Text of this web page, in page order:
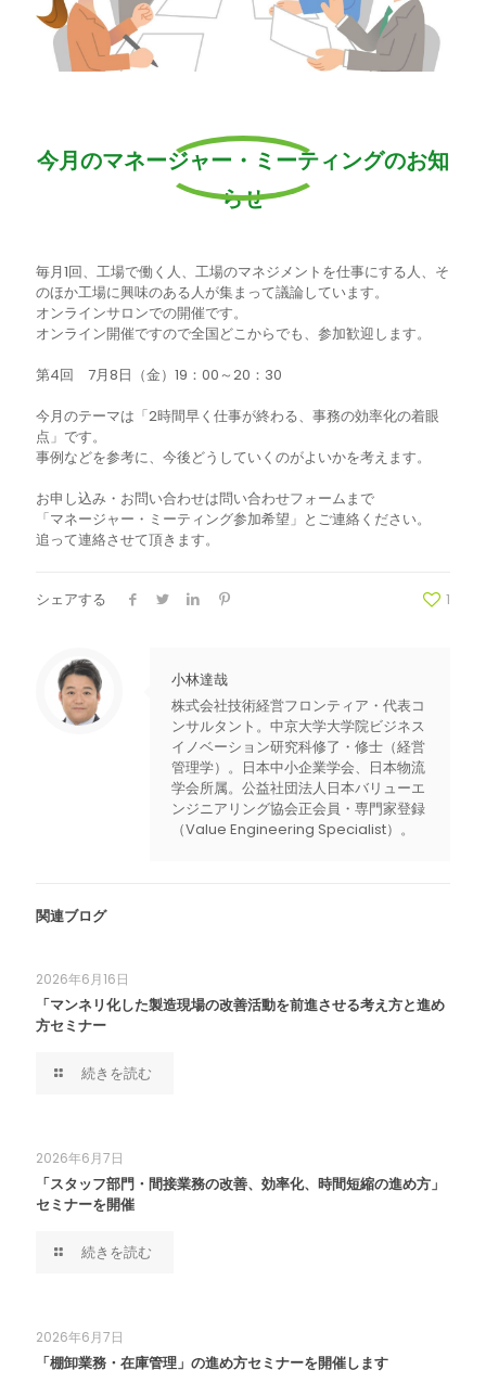
今月のマネージャー・ミーティングのお知
らせ
毎月1回、工場で働く人、工場のマネジメントを仕事にする人、そ
のほか工場に興味のある人が集まって議論しています。
オンラインサロンでの開催です。
オンライン開催ですので全国どこからでも、参加歓迎します。
第4回 7月8日（金）19：00～20：30
今月のテーマは「2時間早く仕事が終わる、事務の効率化の着眼
点」です。
事例などを参考に、今後どうしていくのがよいかを考えます。
お申し込み・お問い合わせは問い合わせフォームまで
「マネージャー・ミーティング参加希望」とご連絡ください。
追って連絡させて頂きます。
シェアする 1
小林達哉
株式会社技術経営フロンティア・代表コ
ンサルタント。中京大学大学院ビジネス
イノベーション研究科修了・修士（経営
管理学）。日本中小企業学会、日本物流
学会所属。公益社団法人日本バリューエ
ンジニアリング協会正会員・専門家登録
（Value Engineering Specialist）。
関連ブログ
2026年6月16日
「マンネリ化した製造現場の改善活動を前進させる考え方と進め
方セミナー
続きを読む
2026年6月7日
「スタッフ部門・間接業務の改善、効率化、時間短縮の進め方」
セミナーを開催
続きを読む
2026年6月7日
「棚卸業務・在庫管理」の進め方セミナーを開催します